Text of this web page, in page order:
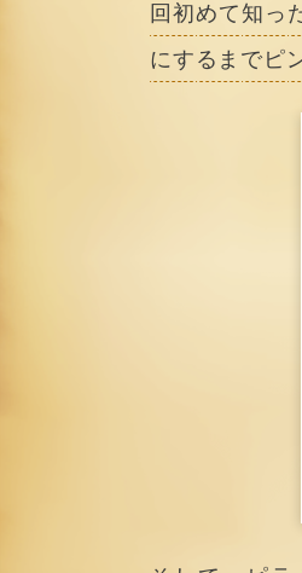
回初めて知っ
にするまでピ